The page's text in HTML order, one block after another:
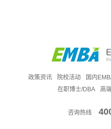
政策资讯 院校活动 国内
在职博士/DBA
高
咨询热线